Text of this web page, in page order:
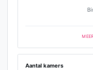
Aantal kamers